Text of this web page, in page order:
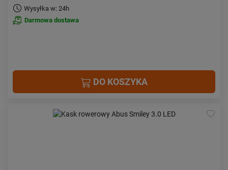
Wysyłka w: 24h
Darmowa dostawa
DO KOSZYKA